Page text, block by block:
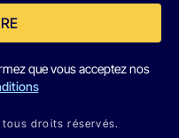
que vous acceptez nos
droits réservés.